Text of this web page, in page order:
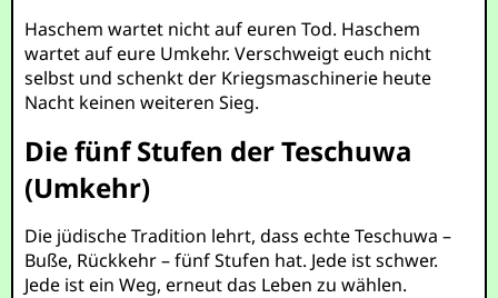
Haschem wartet nicht auf euren Tod. Haschem
wartet auf eure Umkehr. Verschweigt euch nicht
selbst und schenkt der Kriegsmaschinerie heute
Nacht keinen weiteren Sieg.
Die fünf Stufen der Teschuwa
(Umkehr)
Die jüdische Tradition lehrt, dass echte Teschuwa –
Buße, Rückkehr – fünf Stufen hat. Jede ist schwer.
Jede ist ein Weg, erneut das Leben zu wählen.